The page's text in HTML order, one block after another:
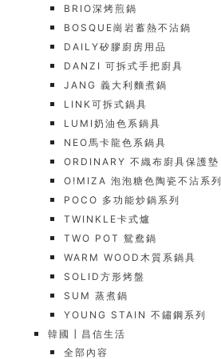
BRIO深烤煎鍋
BOSQUE崗岩蓄熱不沾鍋
DAILY矽膠廚房用品
DANZI 可拆式手把廚具
JANG 義大利麵煮鍋
LINK可拆式鍋具
LUMI奶油色系鍋具
NEO馬卡龍色系鍋具
ORDINARY 不織布廚具保護墊
O!MIZA 泡泡糖色陶瓷不沾系列
POCO 多功能炒鍋系列
TWINKLE卡式爐
TWO POT 鴛鴦鍋
WARM WOOD木質系鍋具
SOLID方形烤盤
SUM 蒸煮鍋
YOUNG STAIN 不鏽鋼系列
韓國┃昌信生活
全部內容